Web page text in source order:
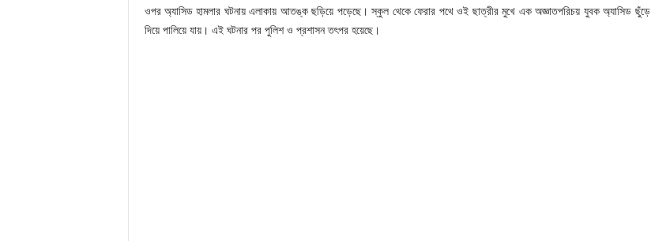
ওপর অ্যাসিড হামলার ঘটনায় এলাকায় আতঙ্ক ছড়িয়ে পড়েছে। স্কুল থেকে ফেরার পথে ওই ছাত্রীর মুখে এক অজ্ঞাতপরিচয় যুবক অ্যাসিড ছুঁড়ে
দিয়ে পালিয়ে যায়। এই ঘটনার পর পুলিশ ও প্রশাসন তৎপর হয়েছে।